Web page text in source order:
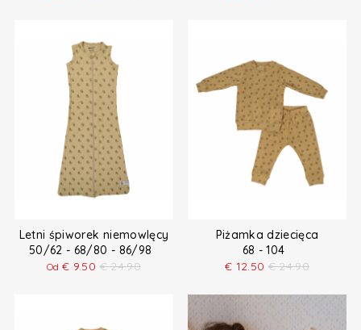
Letni śpiworek niemowlęcy
50/62 - 68/80 - 86/98
Od€ 9.50 € 24.90
Piżamka dziecięca
68 - 104
€ 12.50 € 24.90